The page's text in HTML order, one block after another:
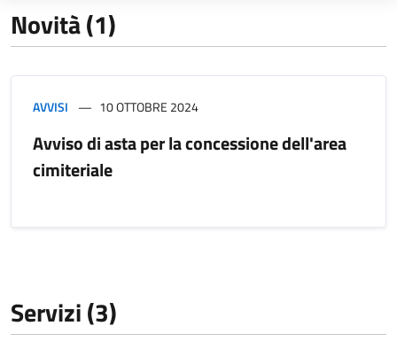
Novità (1)
AVVISI 10 OTTOBRE 2024
Avviso di asta per la concessione dell'area
cimiteriale
Servizi (3)